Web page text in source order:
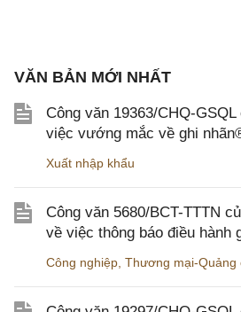
VĂN BẢN MỚI NHẤT
Công văn 19363/CHQ-
việc vướng mắc về ghi
Xuất nhập khẩu
Công văn 5680/BCT-TTTN
về việc thông báo điều hành
Công nghiệp Thương mại-Quảng